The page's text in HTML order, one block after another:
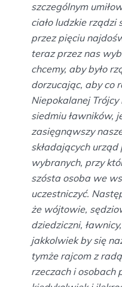
szczególnym
ciało ludzkie rządzi
przez pięciu
teraz przez nas
chcemy, aby było
dorzucając, aby co
Niepokalanej
siedmiu ławników,
zasięgnąwszy
składających urząd
wybranych, przy
szósta osoba we
uczestniczyć.
że wójtowie,
dziedziczni,
jakkolwiek by się
tymże rajcom z
rzeczach i osobach